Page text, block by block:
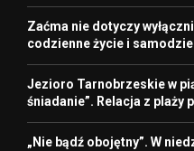
Zaćma nie dotyczy
codzienne życie i
Jezioro Tarnobrzeskie w
śniadanie”. Relacja z plaży
„Nie bądź obojętny”. W